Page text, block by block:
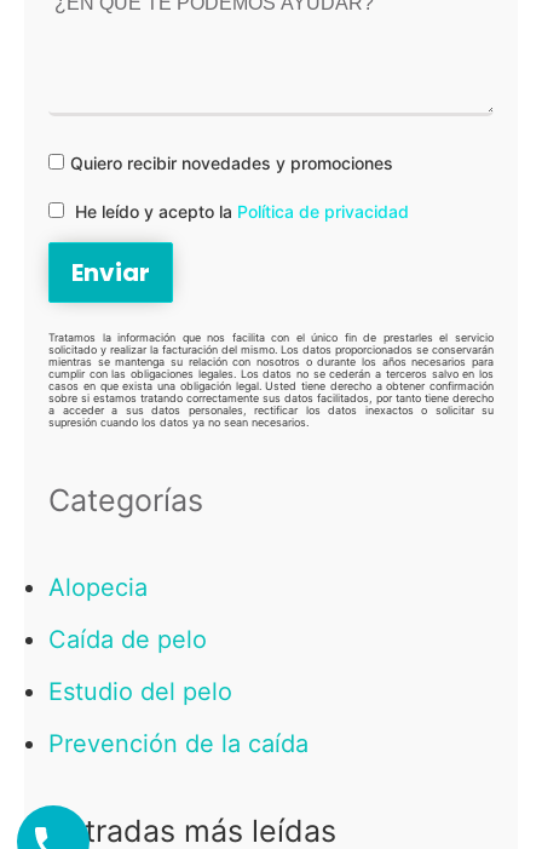
Quiero recibir novedades y promociones
He leído y acepto la Política de privacidad
Tratamos la información que nos facilita con el único fin de prestarles el servicio
solicitado y realizar la facturación del mismo. Los datos proporcionados se conservarán
mientras se mantenga su relación con nosotros o durante los años necesarios para
cumplir con las obligaciones legales. Los datos no se cederán a terceros salvo en los
casos en que exista una obligación legal. Usted tiene derecho a obtener confirmación
sobre si estamos tratando correctamente sus datos facilitados, por tanto tiene derecho
a acceder a sus datos personales, rectificar los datos inexactos o solicitar su
supresión cuando los datos ya no sean necesarios.
Categorías
Alopecia
Caída de pelo
Estudio del pelo
Prevención de la caída
Entradas más leídas